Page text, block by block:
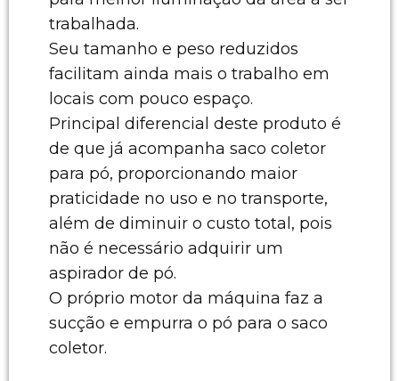
trabalhada.
Seu tamanho e peso reduzidos
facilitam ainda mais o trabalho em
locais com pouco espaço.
Principal diferencial deste produto é
de que já acompanha saco coletor
para pó, proporcionando maior
praticidade no uso e no transporte,
além de diminuir o custo total, pois
não é necessário adquirir um
aspirador de pó.
O próprio motor da máquina faz a
sucção e empurra o pó para o saco
coletor.